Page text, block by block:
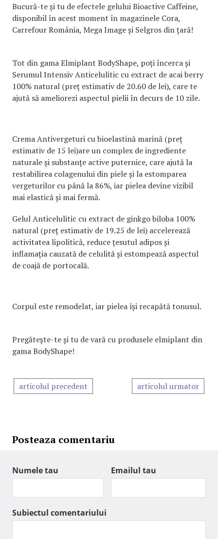
Bucură-te și tu de efectele gelului Bioactive Caffeine,
disponibil în acest moment în magazinele Cora,
Carrefour România, Mega Image și Selgros din țară!
Tot din gama Elmiplant BodyShape, poți încerca și
Serumul Intensiv Anticelulitic cu extract de acai berry
100% natural (preț estimativ de 20.60 de lei), care te
ajută să ameliorezi aspectul pielii în decurs de 10 zile.
Crema Antivergeturi cu bioelastină marină (preț
estimativ de 15 lei)are un complex de ingrediente
naturale și substanțe active puternice, care ajută la
restabilirea colagenului din piele și la estomparea
vergeturilor cu până la 86%, iar pielea devine vizibil
mai elastică și mai fermă.
Gelul Anticelulitic cu extract de ginkgo biloba 100%
natural (preț estimativ de 19.25 de lei) accelerează
activitatea lipolitică, reduce țesutul adipos și
inflamația cauzată de celulită și estompează aspectul
de coajă de portocală.
Corpul este remodelat, iar pielea își recapătă tonusul.
Pregătește-te și tu de vară cu produsele elmiplant din
gama BodyShape!
articolul precedent articolul urmator
Posteaza comentariu
Numele tau Emailul tau
Subiectul comentariului